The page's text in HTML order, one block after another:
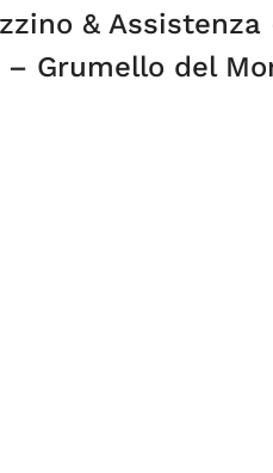
& Assistenza
– Grumello del